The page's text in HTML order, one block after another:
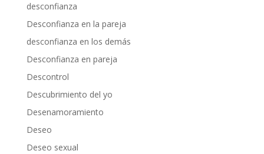
desconfianza
Desconfianza en la pareja
desconfianza en los demás
Desconfianza en pareja
Descontrol
Descubrimiento del yo
Desenamoramiento
Deseo
Deseo sexual